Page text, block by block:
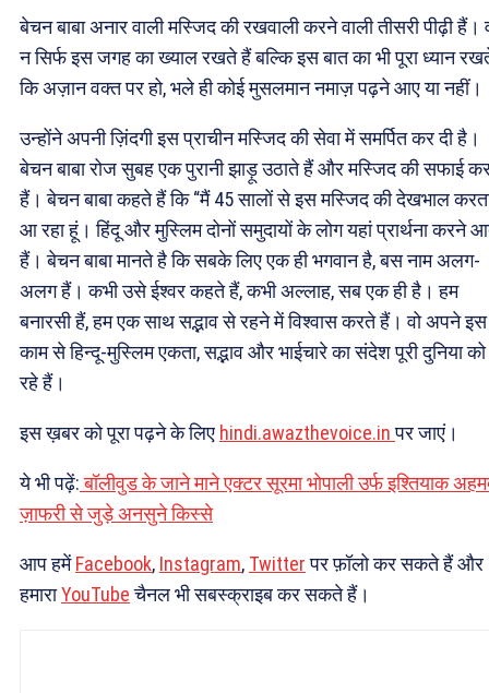
बेचन बाबा अनार वाली मस्जिद की रखवाली करने वाली तीसरी पीढ़ी हैं।
न सिर्फ इस जगह का ख्याल रखते हैं बल्कि इस बात का भी पूरा ध्यान
कि अज़ान वक्त पर हो, भले ही कोई मुसलमान नमाज़ पढ़ने आए या नहीं।
उन्होंने अपनी ज़िंदगी इस प्राचीन मस्जिद की सेवा में समर्पित कर दी है।
बेचन बाबा रोज सुबह एक पुरानी झाड़ू उठाते हैं और मस्जिद की सफाई
हैं। बेचन बाबा कहते हैं कि “मैं 45 सालों से इस मस्जिद की देखभाल
आ रहा हूं। हिंदू और मुस्लिम दोनों समुदायों के लोग यहां प्रार्थना करने
हैं। बेचन बाबा मानते है कि सबके लिए एक ही भगवान है, बस नाम अलग-
अलग हैं। कभी उसे ईश्वर कहते हैं, कभी अल्लाह, सब एक ही है। हम
बनारसी हैं, हम एक साथ सद्भाव से रहने में विश्वास करते हैं। वो अपने इस
काम से हिन्दू-मुस्लिम एकता, सद्भाव और भाईचारे का संदेश पूरी दुनिया
रहे हैं।
इस ख़बर को पूरा पढ़ने के लिए hindi.awazthevoice.inपर जाएं।
ये भी पढ़ें:बॉलीवुड के जाने माने एक्टर सूरमा भोपाली उर्फ इश्तियाक
ज़ाफरी से जुड़े अनसुने किस्से
आप हमेंFacebook, Instagram, Twitterपर फ़ॉलो कर सकते हैं और
हमाराYouTubeचैनल भी सबस्क्राइब कर सकते हैं।